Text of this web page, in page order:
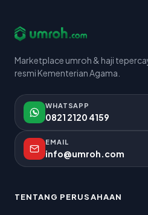
Marketplace umroh & haji
resmi Kementerian Agama.
WHATSAPP
0821 2120 4159
EMAIL
info@umroh.com
TENTANG PERUSAHAAN